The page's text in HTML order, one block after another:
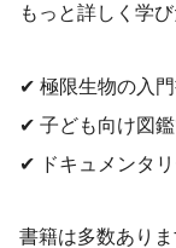
もっと詳しく学び
✔ 極限生物の入
✔ 子ども向け図
✔ ドキュメンタ
書籍は多数ありま